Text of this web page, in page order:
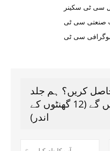
سی ٹی سکینر
صنعتی سی ٹی
سی ٹی
کریں؟ ہم جلد
از جلد جواب دیں گے (12 گھنٹوں کے
اندر)